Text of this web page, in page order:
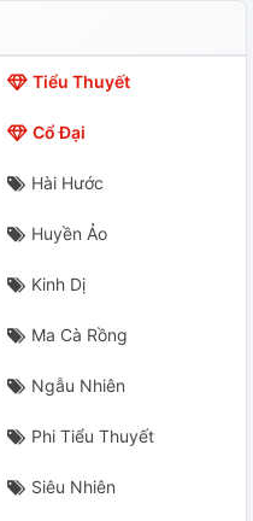
Tiểu Thuyết
Cổ Đại
Hài Hước
Huyền Ảo
Kinh Dị
Ma Cà Rồng
Ngẫu Nhiên
Phi Tiểu Thuyết
Siêu Nhiên